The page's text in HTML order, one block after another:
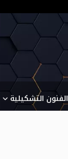
الفنون التشكيلية